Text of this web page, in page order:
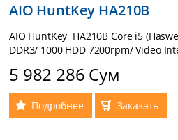
AIO HuntKey HA210B
AIO HuntKey HA210B Core i5
DDR3/ 1000 HDD 7200rpm/ Video
комплект клавиатура+мышь! (black)
5 982 286 Сум
Подробнее Заказать